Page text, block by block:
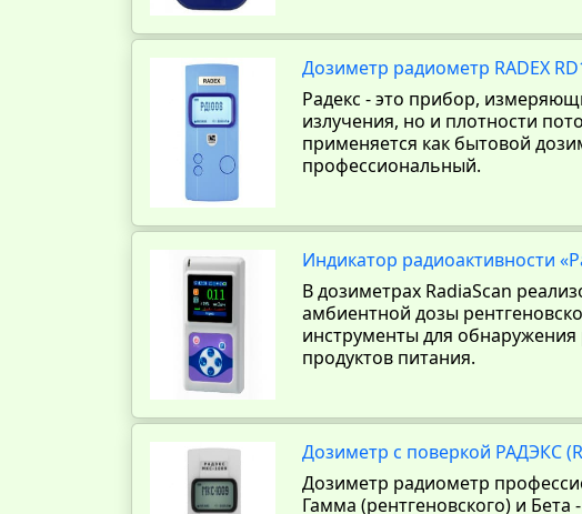
Дозиметр радиометр RADEX
Радекс - это прибор,
излучения, но и плотности
применяется как бытовой
профессиональный.
Индикатор радиоактивности
В дозиметрах RadiaScan
амбиентной дозы
инструменты для
продуктов питания.
Дозиметр с поверкой РАДЭКС
Дозиметр радиометр
Гамма (рентгеновского) и